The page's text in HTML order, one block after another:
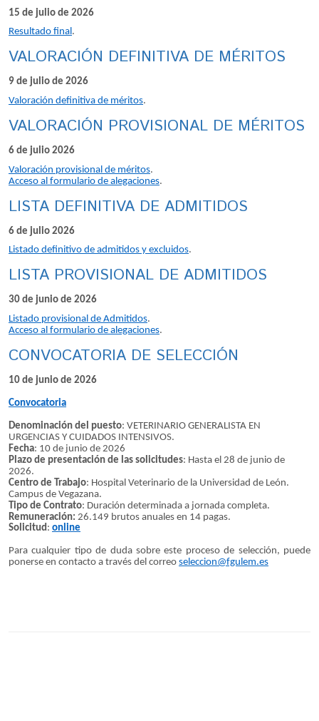
15 de julio de 2026
Resultado final.
VALORACIÓN DEFINITIVA DE MÉRITOS
9 de julio de 2026
Valoración definitiva de méritos.
VALORACIÓN PROVISIONAL DE MÉRITOS
6 de julio 2026
Valoración provisional de méritos.
Acceso al formulario de alegaciones.
LISTA DEFINITIVA DE ADMITIDOS
6 de julio 2026
Listado definitivo de admitidos y excluidos.
LISTA PROVISIONAL DE ADMITIDOS
30 de junio de 2026
Listado provisional de Admitidos.
Acceso al formulario de alegaciones.
CONVOCATORIA DE SELECCIÓN
10 de junio de 2026
Convocatoria
Denominación del puesto: VETERINARIO GENERALISTA EN
URGENCIAS Y CUIDADOS INTENSIVOS.
Fecha: 10 de junio de 2026
Plazo de presentación de las solicitudes: Hasta el 28 de junio de
2026.
Centro de Trabajo: Hospital Veterinario de la Universidad de León.
Campus de Vegazana.
Tipo de Contrato: Duración determinada a jornada completa.
Remuneración: 26.149 brutos anuales en 14 pagas.
Solicitud: online
Para cualquier tipo de duda sobre este proceso de selección, puede
ponerse en contacto a través del correo seleccion@fgulem.es